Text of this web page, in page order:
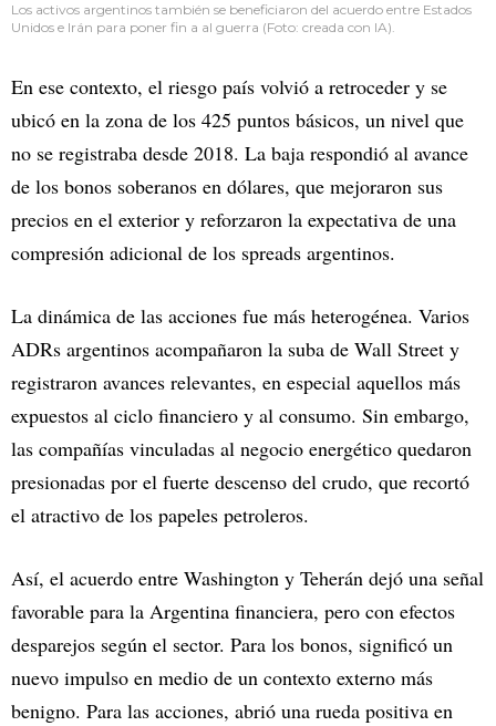
Los activos argentinos también se beneficiaron del acuerdo entre Estados
Unidos e Irán para poner fin a al guerra (Foto: creada con IA).
En ese contexto, el riesgo país volvió a retroceder y se
ubicó en la zona de los 425 puntos básicos, un nivel que
no se registraba desde 2018. La baja respondió al avance
de los bonos soberanos en dólares, que mejoraron sus
precios en el exterior y reforzaron la expectativa de una
compresión adicional de los spreads argentinos.
La dinámica de las acciones fue más heterogénea. Varios
ADRs argentinos acompañaron la suba de Wall Street y
registraron avances relevantes, en especial aquellos más
expuestos al ciclo financiero y al consumo. Sin embargo,
las compañías vinculadas al negocio energético quedaron
presionadas por el fuerte descenso del crudo, que recortó
el atractivo de los papeles petroleros.
Así, el acuerdo entre Washington y Teherán dejó una señal
favorable para la Argentina financiera, pero con efectos
desparejos según el sector. Para los bonos, significó un
nuevo impulso en medio de un contexto externo más
benigno. Para las acciones, abrió una rueda positiva en